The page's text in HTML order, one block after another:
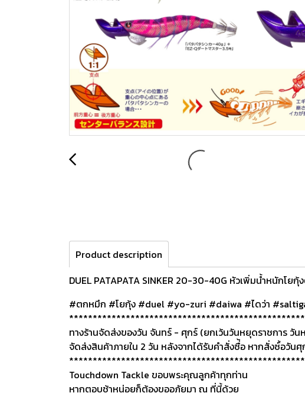
Product description
DUEL PATAPATA SINKER 20-30-40G หัวเพิ่มน้ำหนักโยกุ้
#ตกหมึก #โยกุ้ง #duel #yo-zuri #daiwa #ไดว่า
ทางร้านจัดส่งของวัน จันทร์ - ศุกร์ (ยกเว้นวันหยุดราชการ วั
จัดส่งสินค้าภายใน 2 วัน หลังจากได้รับคำสั่งซื่้อ หากสั่งซ์้อวันศุ
Touchdown Tackle ขอบพระคุณลูกค้าทุกท่าน
หากตอบช้าหน่อยก็ต้องขออภัยมา ณ ที่นี้ด้วย